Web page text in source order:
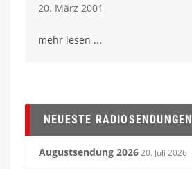
20. März 2001
mehr lesen
NEUESTE RADIOSENDUNGEN
Augustsendung 202620. Juli 2026